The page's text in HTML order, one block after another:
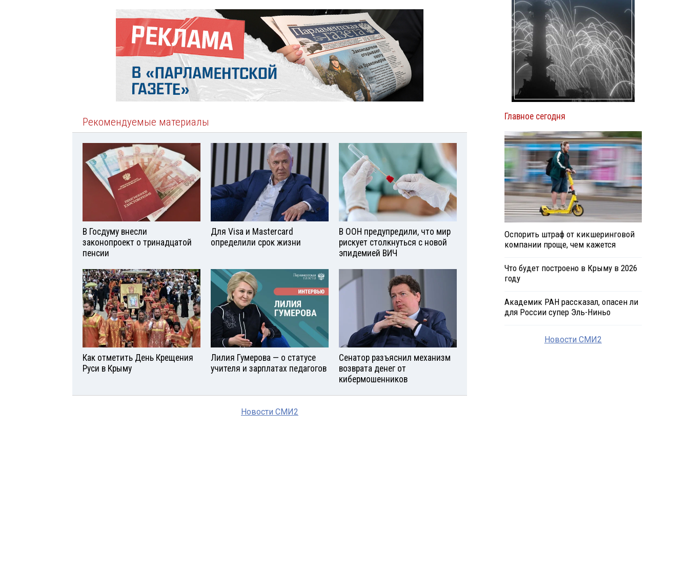
Рекомендуемые материалы
В Госдуму внесли
законопроект о тринадцатой
пенсии
Для Visа и Mastercard
определили срок жизни
В ООН предупредили, что мир
рискует столкнуться с новой
эпидемией ВИЧ
Как отметить День Крещения
Руси в Крыму
Лилия Гумерова — о статусе
учителя и зарплатах педагогов
Сенатор разъяснил механизм
возврата денег от
кибермошенников
Новости СМИ2
Главное сегодня
Оспорить штраф от кикшеринговой
компании проще, чем кажется
Что будет построено в Крыму в 2026
году
Академик РАН рассказал, опасен ли
для России супер Эль-Ниньо
Новости СМИ2